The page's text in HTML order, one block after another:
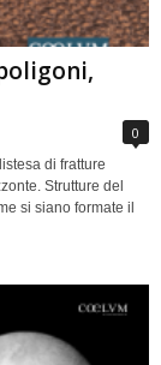
0
di fratture
Strutture del
si siano formate il